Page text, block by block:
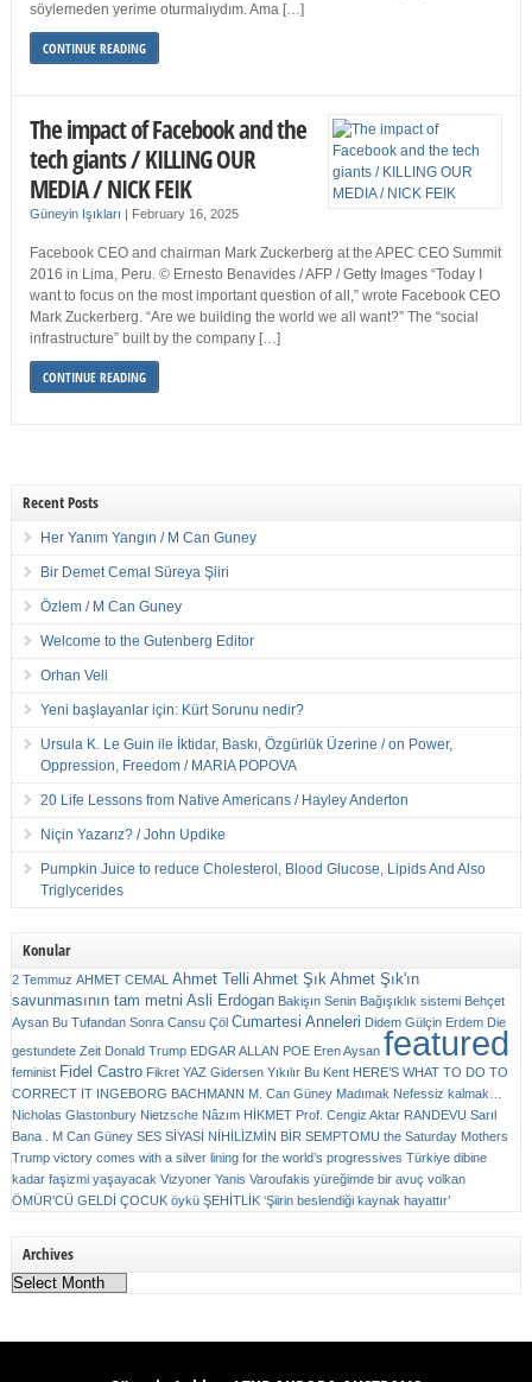
söylemeden yerime oturmalıydım. Ama […]
CONTINUE READING
The impact of Facebook and the
tech giants / KILLING OUR
MEDIA / NICK FEIK
Güneyin Işıkları | February 16, 2025
Facebook CEO and chairman Mark Zuckerberg at the APEC CEO Summit
2016 in Lima, Peru. © Ernesto Benavides / AFP / Getty Images “Today I
want to focus on the most important question of all,” wrote Facebook CEO
Mark Zuckerberg. “Are we building the world we all want?” The “social
infrastructure” built by the company […]
CONTINUE READING
Recent Posts
Her Yanım Yangın / M Can Guney
Bir Demet Cemal Süreya Şiiri
Özlem / M Can Guney
Welcome to the Gutenberg Editor
Orhan Veli
Yeni başlayanlar için: Kürt Sorunu nedir?
Ursula K. Le Guin ile İktidar, Baskı, Özgürlük Üzerine / on Power,
Oppression, Freedom / MARIA POPOVA
20 Life Lessons from Native Americans / Hayley Anderton
Niçin Yazarız? / John Updike
Pumpkin Juice to reduce Cholesterol, Blood Glucose, Lipids And Also
Triglycerides
Konular
2 Temmuz AHMET CEMAL Ahmet Telli Ahmet Şık Ahmet Şık'ın
savunmasının tam metni Asli Erdogan Bakişın Senin Bağışıklık sistemi Behçet
Aysan Bu Tufandan Sonra Cansu Çöl Cumartesi Anneleri Didem Gülçin Erdem Die
gestundete Zeit Donald Trump EDGAR ALLAN POE Eren Aysan featured
feminist Fidel Castro Fikret YAZ Gidersen Yıkılır Bu Kent HERE’S WHAT TO DO TO
CORRECT IT INGEBORG BACHMANN M. Can Güney Madımak Nefessiz kalmak…
Nicholas Glastonbury Nietzsche Nâzım HİKMET Prof. Cengiz Aktar RANDEVU Sarıl
Bana . M Can Güney SES SİYASİ NİHİLİZMİN BİR SEMPTOMU the Saturday Mothers
Trump victory comes with a silver lining for the world’s progressives Türkiye dibine
kadar faşizmi yaşayacak Vizyoner Yanis Varoufakis yüreğimde bir avuç volkan
ÖMÜR'CÜ GELDİ ÇOCUK öykü ŞEHİTLİK ‘Şiirin beslendiği kaynak hayattır’
Archives
Archives